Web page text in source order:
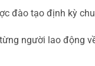
đào tạo định kỳ
người lao động